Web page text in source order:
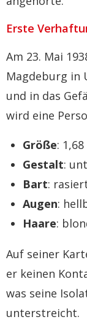
Erste
Am 23. Mai
Magdeburg in
und in das
wird eine
Größe:
Gestalt:
Bart:
Augen:
Haare:
Auf seiner
er keinen
was seine
unterstreicht.